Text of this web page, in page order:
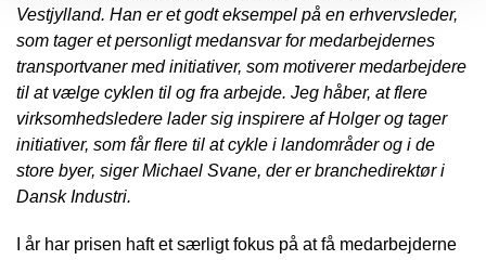
Vestjylland. Han er et godt eksempel på en erhvervsleder,
som tager et personligt medansvar for medarbejdernes
transportvaner med initiativer, som motiverer medarbejdere
til at vælge cyklen til og fra arbejde. Jeg håber, at flere
virksomhedsledere lader sig inspirere af Holger og tager
initiativer, som får flere til at cykle i landområder og i de
store byer, siger Michael Svane, der er branchedirektør i
Dansk Industri.
I år har prisen haft et særligt fokus på at få medarbejderne